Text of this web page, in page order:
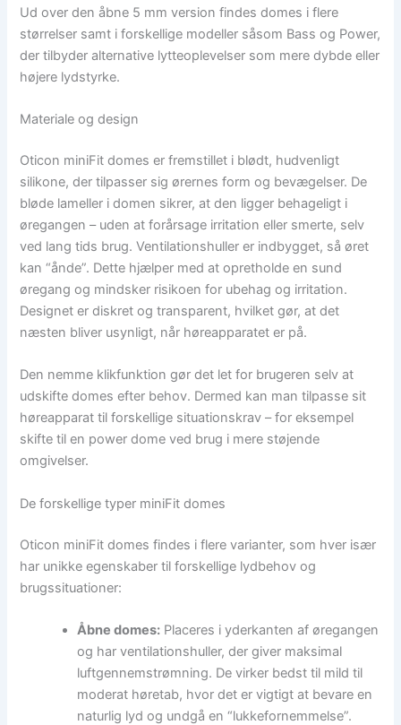
Ud over den åbne 5 mm version findes domes i flere
størrelser samt i forskellige modeller såsom Bass og Power,
der tilbyder alternative lytteoplevelser som mere dybde eller
højere lydstyrke.
Materiale og design
Oticon miniFit domes er fremstillet i blødt, hudvenligt
silikone, der tilpasser sig ørernes form og bevægelser. De
bløde lameller i domen sikrer, at den ligger behageligt i
øregangen – uden at forårsage irritation eller smerte, selv
ved lang tids brug. Ventilationshuller er indbygget, så øret
kan “ånde”. Dette hjælper med at opretholde en sund
øregang og mindsker risikoen for ubehag og irritation.
Designet er diskret og transparent, hvilket gør, at det
næsten bliver usynligt, når høreapparatet er på.
Den nemme klikfunktion gør det let for brugeren selv at
udskifte domes efter behov. Dermed kan man tilpasse sit
høreapparat til forskellige situationskrav – for eksempel
skifte til en power dome ved brug i mere støjende
omgivelser.
De forskellige typer miniFit domes
Oticon miniFit domes findes i flere varianter, som hver især
har unikke egenskaber til forskellige lydbehov og
brugssituationer:
Åbne domes: Placeres i yderkanten af øregangen
og har ventilationshuller, der giver maksimal
luftgennemstrømning. De virker bedst til mild til
moderat høretab, hvor det er vigtigt at bevare en
naturlig lyd og undgå en “lukkefornemmelse”.